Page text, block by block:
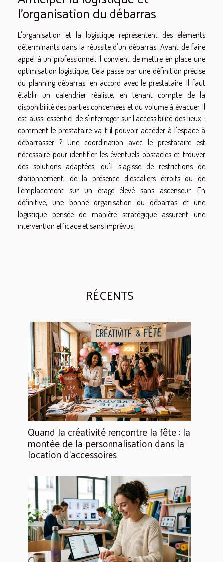
l'organisation du débarras
L'organisation et la logistique représentent des éléments
déterminants dans la réussite d'un débarras. Avant de faire
appel à un professionnel, il convient de mettre en place une
optimisation logistique. Cela passe par une définition précise
du planning débarras, en accord avec le prestataire. Il faut
établir un calendrier réaliste, en tenant compte de la
disponibilité des parties concernées et du volume à évacuer. Il
est aussi essentiel de s'interroger sur l'accessibilité des lieux :
comment le prestataire va-t-il pouvoir accéder à l'espace à
débarrasser ? Une coordination avec le prestataire est
nécessaire pour identifier les éventuels obstacles et trouver
des solutions adaptées, qu'il s'agisse de restrictions de
stationnement, de la présence d'escaliers étroits ou de
l'emplacement sur un étage élevé sans ascenseur. En
définitive, une bonne organisation du débarras et une
logistique pensée de manière stratégique assurent une
intervention efficace et sans imprévus.
RÉCENTS
Quand la créativité rencontre la fête : la
montée de la personnalisation dans la
location d’accessoires